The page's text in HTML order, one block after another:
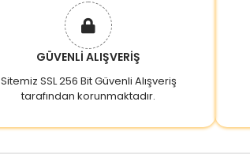
GÜVENLİ ALIŞVERİŞ
Sitemiz SSL 256 Bit Güvenli Alışveriş
tarafından korunmaktadır.